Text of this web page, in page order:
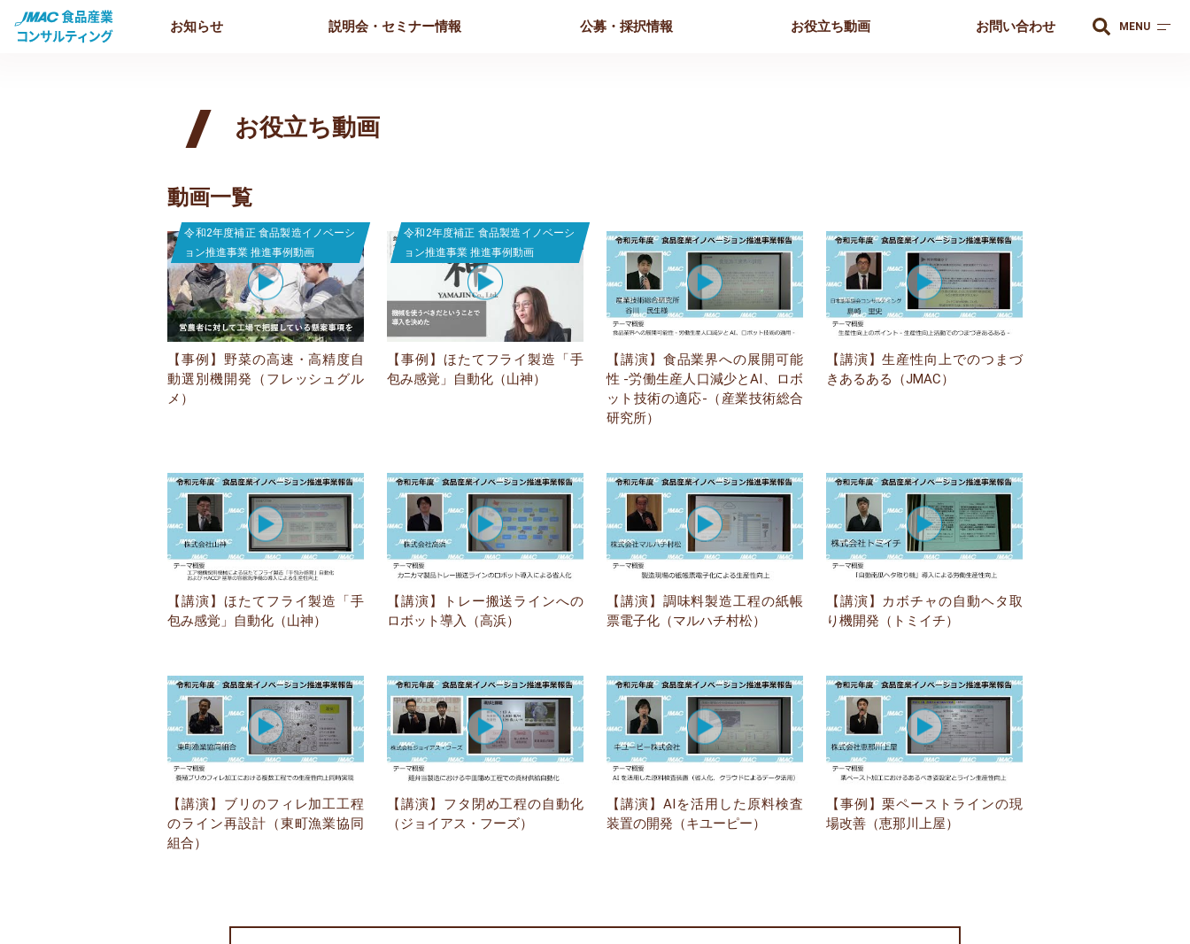
お知らせ 説明会・セミナー情報 公募・採択情報 お役立ち動画 お問い合わせ MENU
お役立ち動画
動画一覧
令和2年度補正 食品製造イノベーシ
ョン推進事業 推進事例動画
【事例】野菜の高速・高精度自
動選別機開発（フレッシュグル
メ）
令和2年度補正 食品製造イノベーシ
ョン推進事業 推進事例動画
【事例】ほたてフライ製造「手
包み感覚」自動化（山神）
【講演】食品業界への展開可能
性 -労働生産人口減少とAI、ロボ
ット技術の適応-（産業技術総合
研究所）
【講演】生産性向上でのつまづ
きあるある（JMAC）
【講演】ほたてフライ製造「手
包み感覚」自動化（山神）
【講演】トレー搬送ラインへの
ロボット導入（高浜）
【講演】調味料製造工程の紙帳
票電子化（マルハチ村松）
【講演】カボチャの自動ヘタ取
り機開発（トミイチ）
【講演】ブリのフィレ加工工程
のライン再設計（東町漁業協同
組合）
【講演】フタ閉め工程の自動化
（ジョイアス・フーズ）
【講演】AIを活用した原料検査
装置の開発（キユーピー）
【事例】栗ペーストラインの現
場改善（恵那川上屋）